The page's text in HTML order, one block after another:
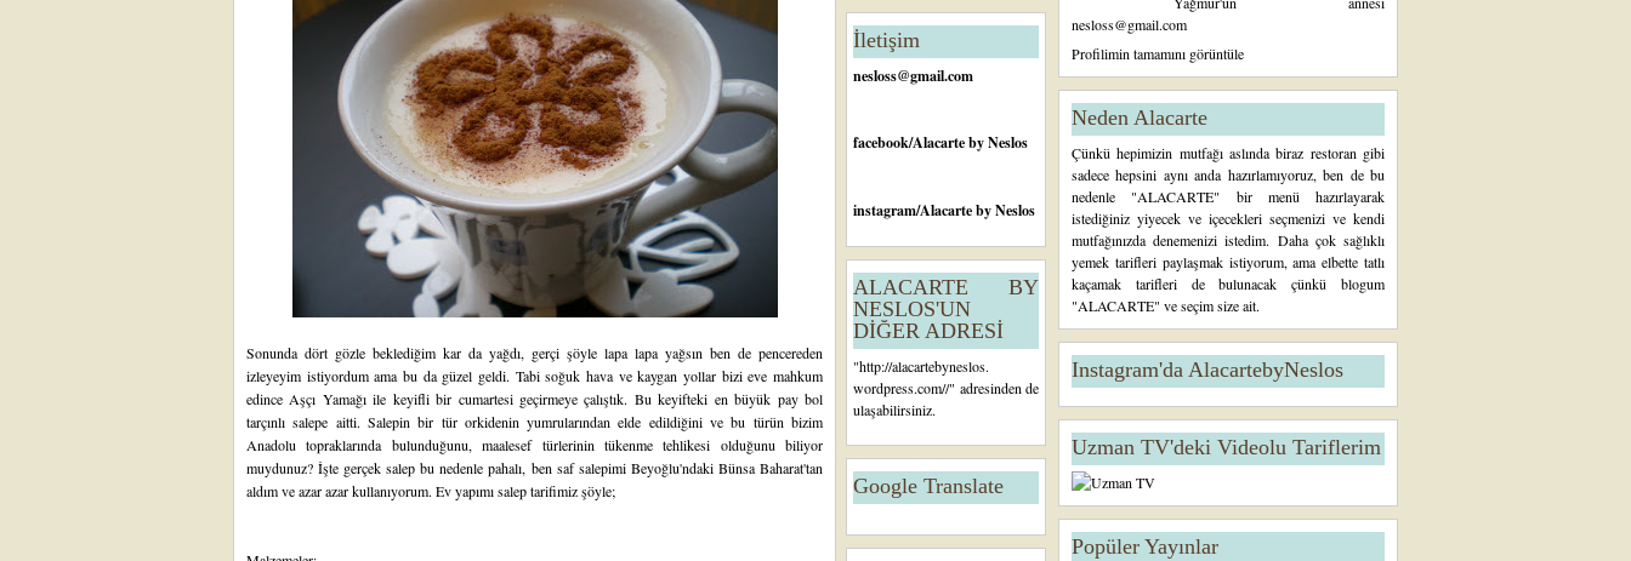
Sonunda dört gözle beklediğim kar da yağdı, gerçi şöyle lapa lapa yağsın ben de pencereden
izleyeyim istiyordum ama bu da güzel geldi. Tabi soğuk hava ve kaygan yollar bizi eve mahkum
edince Aşçı Yamağı ile keyifli bir cumartesi geçirmeye çalıştık. Bu keyifteki en büyük pay bol
tarçınlı salepe aitti. Salepin bir tür orkidenin yumrularından elde edildiğini ve bu türün bizim
Anadolu topraklarında bulunduğunu, maalesef türlerinin tükenme tehlikesi olduğunu biliyor
muydunuz? İşte gerçek salep bu nedenle pahalı, ben saf salepimi Beyoğlu'ndaki Bünsa Baharat'tan
aldım ve azar azar kullanıyorum. Ev yapımı salep tarifimiz şöyle;
İletişim
nesloss@gmail.com
facebook/Alacarte by Neslos
instagram/Alacarte by Neslos
ALACARTE BY
NESLOS'UN
DİĞER ADRESİ
"http://alacartebyneslos.
wordpress.com//" adresinden de
ulaşabilirsiniz.
Google Translate
nesloss@gmail.com
Profilimin tamamını görüntüle
Neden Alacarte
Çünkü hepimizin mutfağı aslında biraz restoran gibi
sadece hepsini aynı anda hazırlamıyoruz, ben de bu
nedenle "ALACARTE" bir menü hazırlayarak
istediğiniz yiyecek ve içecekleri seçmenizi ve kendi
mutfağınızda denemenizi istedim. Daha çok sağlıklı
yemek tarifleri paylaşmak istiyorum, ama elbette tatlı
kaçamak tarifleri de bulunacak çünkü blogum
"ALACARTE" ve seçim size ait.
Instagram'da AlacartebyNeslos
Uzman TV'deki Videolu Tariflerim
Popüler Yayınlar